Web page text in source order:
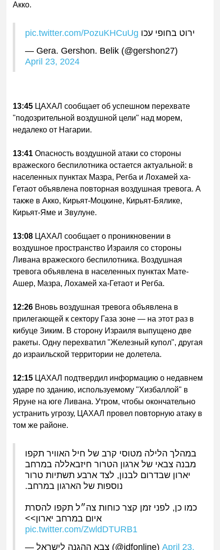
Акко.
ירוט בחופי עכו pic.twitter.com/PozuKHCuUg
— Gera. Gershon. Belik (@gershon27)
April 23, 2024
13:45 ЦАХАЛ сообщает об успешном перехвате
"подозрительной воздушной цели" над морем,
недалеко от Нагарии.
13:41 Опасность воздушной атаки со стороны
вражеского беспилотника остается актуальной: в
населенных пунктах Мазра, Регба и Лохамей ха-
Гетаот объявлена повторная воздушная тревога. А
также в Акко, Кирьят-Моцкине, Кирьят-Бялике,
Кирьят-Яме и Звулуне.
13:08 ЦАХАЛ сообщает о проникновении в
воздушное пространство Израиля со стороны
Ливана вражеского беспилотника. Воздушная
тревога объявлена в населенных пунктах Мате-
Ашер, Мазра, Лохамей ха-Гетаот и Регба.
12:26 Вновь воздушная тревога объявлена в
прилегающей к сектору Газа зоне — на этот раз в
кибуце Зиким. В сторону Израиля выпущено две
ракеты. Одну перехватил "Железный купол", другая
до израильской территории не долетела.
12:15 ЦАХАЛ подтвердил информацию о недавнем
ударе по зданию, используемому "Хизбаллой" в
Яруне на юге Ливана. Утром, чтобы окончательно
устранить угрозу, ЦАХАЛ провел повторную атаку в
том же районе.
במהלך הלילה מטוסי קרב של חיל האוויר תקפו
מבנה צבאי של ארגון הטרור חיזבאללה במרחב
יארון שבדרום לבנון, לצד ארבע תשתיות טרור
נוספות של הארגון במרחב.
כמו כן, לפני זמן קצר כוחות צה״ל תקפו להסרת
איום במרחב יארון>>
pic.twitter.com/ZwldDTURB1
— צבא ההגנה לישראל (@idfonline)April 23,